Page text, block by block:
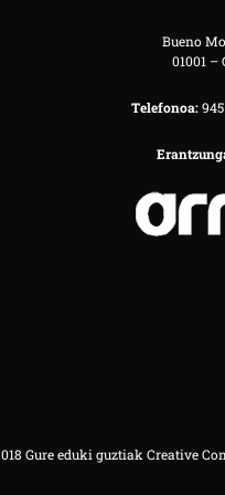
Bueno
01001 –
Telefonoa:
Gure eduki guztiak Creative